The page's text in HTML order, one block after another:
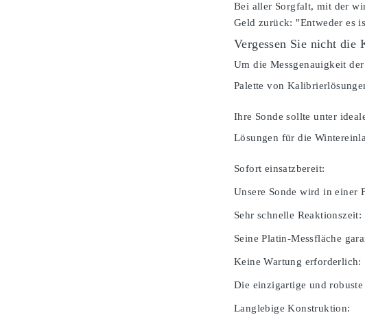
Bei aller Sorgfalt, mit der
Geld zurück: "Entweder es
Vergessen Sie nicht die
Um die Messgenauigkeit
Palette von
Ihre Sonde sollte unter
Lösungen für die
Sofort einsatzbereit:
Unsere Sonde wird in einer
Sehr schnelle Reaktionszeit:
Seine Platin-Messfläche
Keine Wartung erforderlich:
Die einzigartige und
Langlebige Konstruktion: